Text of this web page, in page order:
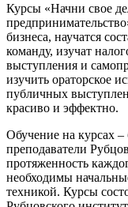
Курсы «Начни свое
бизнеса, научатся
команду, изучат
выступления и
изучить ораторское
публичных
красиво и эффектно.
Обучение на курсах –
преподаватели
протяженность
необходимы
техникой. Курсы